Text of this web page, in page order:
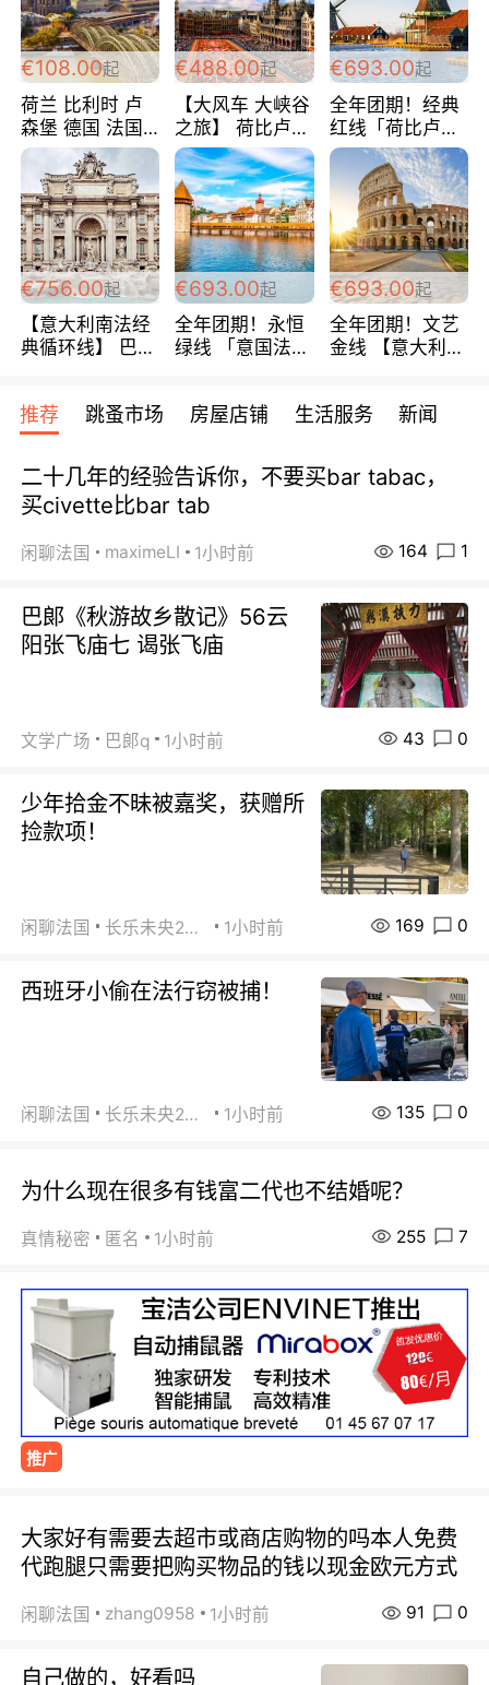
€108.00起
荷兰 比利时 卢
森堡 德国 法国
超爽玩遍西欧 循
环线 全程四星宾
馆 108欧/人/天
€488.00起
【大风车 大峡谷
之旅】 荷比卢德
法 巴黎上下 经
典五国四日游
488欧/人
€693.00起
全年团期！经典
红线「荷比卢德
法」七天循环 五
国 仅售99欧/人/
天！巴黎上下！
包拼房~
€756.00起
【意大利南法经
典循环线】 巴黎
宾馆 108欧/天起
全程756欧/位
€693.00起
全年团期！永恒
绿线 「意国法
欧/天起 ~包拼房
€693.00起
全年团期！文艺
金线 【意大利一
每周铁发！
推荐 跳蚤市场 房屋店铺 生活服务 新闻
二十几年的经验告诉你，不要买bar tabac，
买civette比bar tab
闲聊法国 maximeLI 1小时前 164 1
巴郞《秋游故乡散记》56云
阳张飞庙七 谒张飞庙
文学广场 巴郞q 1小时前 43 0
少年拾金不昧被嘉奖，获赠所
捡款项！
闲聊法国 长乐未央2015 1小时前 169 0
西班牙小偷在法行窃被捕！
闲聊法国 长乐未央2015 1小时前 135 0
为什么现在很多有钱富二代也不结婚呢？
真情秘密 匿名 1小时前 255 7
推广
大家好有需要去超市或商店购物的吗本人免费
代跑腿只需要把购买物品的钱以现金欧元方式
闲聊法国 zhang0958 1小时前 91 0
自己做的，好看吗